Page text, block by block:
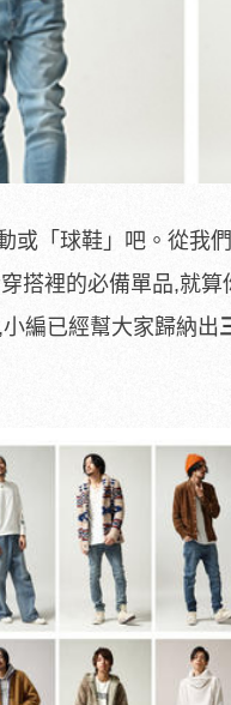
或「球鞋」吧。從我
搭裡的必備單品,就
編已經幫大家歸納出